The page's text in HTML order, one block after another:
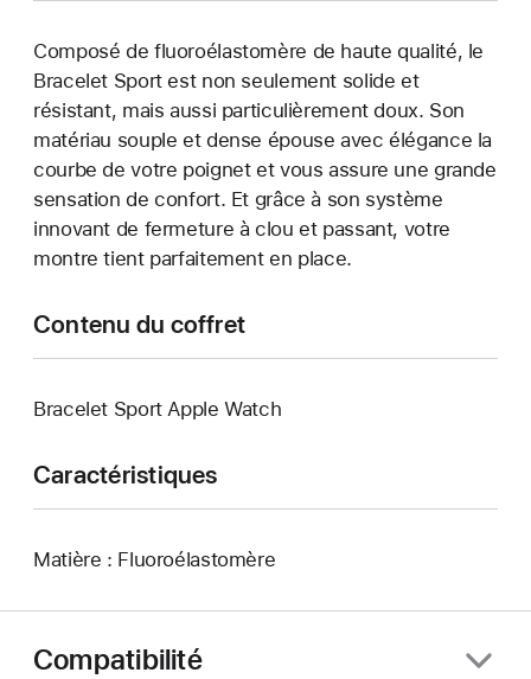
Composé de fluoroélastomère de haute qualité, le
Bracelet Sport est non seulement solide et
résistant, mais aussi particulièrement doux. Son
matériau souple et dense épouse avec élégance la
courbe de votre poignet et vous assure une grande
sensation de confort. Et grâce à son système
innovant de fermeture à clou et passant, votre
montre tient parfaitement en place.
Contenu du coffret
Bracelet Sport Apple Watch
Caractéristiques
Matière : Fluoroélastomère
Compatibilité